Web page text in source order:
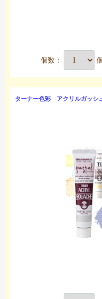
個数： 個
ターナー色彩 アクリルガッシ